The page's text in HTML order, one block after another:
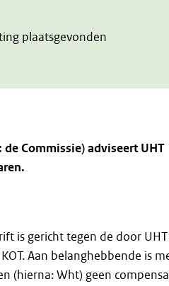
plaatsgevonden
Commissie) adviseert UHT
is gericht tegen de door UHT
Aan belanghebbende is
(hierna: Wht) geen